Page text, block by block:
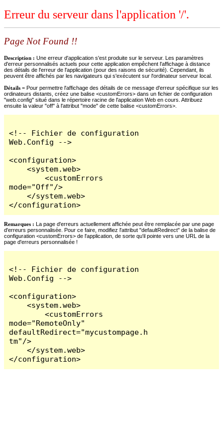
Erreur du serveur dans l'application '/'.
Page Not Found !!
Description : Une erreur d'application s'est produite sur le serveur. Les paramètres
d'erreur personnalisés actuels pour cette application empêchent l'affichage à distance
des détails de l'erreur de l'application (pour des raisons de sécurité). Cependant, ils
peuvent être affichés par les navigateurs qui s'exécutent sur l'ordinateur serveur local.
Détails = Pour permettre l'affichage des détails de ce message d'erreur spécifique sur les
ordinateurs distants, créez une balise <customErrors> dans un fichier de configuration
"web.config" situé dans le répertoire racine de l'application Web en cours. Attribuez
ensuite la valeur "off" à l'attribut "mode" de cette balise <customErrors>.
<!-- Fichier de configuration
Web.Config -->
<configuration>
    <system.web>
        <customErrors
mode="Off"/>
    </system.web>
</configuration>
Remarques : La page d'erreurs actuellement affichée peut être remplacée par une page
d'erreurs personnalisée. Pour ce faire, modifiez l'attribut "defaultRedirect" de la balise de
configuration <customErrors> de l'application, de sorte qu'il pointe vers une URL de la
page d'erreurs personnalisée !
<!-- Fichier de configuration
Web.Config -->
<configuration>
    <system.web>
        <customErrors
mode="RemoteOnly"
defaultRedirect="mycustompage.h
tm"/>
    </system.web>
</configuration>